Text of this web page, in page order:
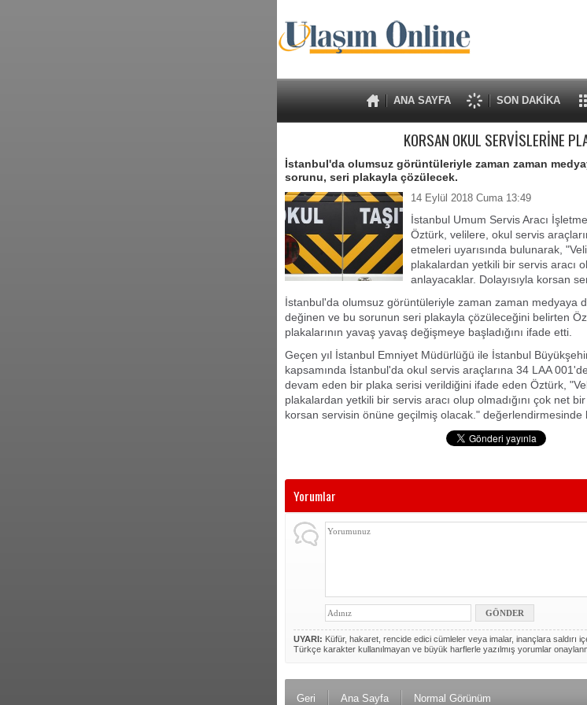
ANA SAYFA SON DAKİKA
KORSAN OKUL SERVİSLERİNE
İstanbul'da olumsuz görüntüleriyle zaman zaman
sorunu, seri plakayla çözülecek.
14 Eylül 2018 Cuma 13:49
İstanbul Umum Servis Aracı
Öztürk, velilere, okul servis
etmeleri uyarısında bulunarak,
plakalardan yetkili bir servis aracı
anlayacaklar. Dolayısıyla korsan
İstanbul'da olumsuz görüntüleriyle zaman zaman medyaya
değinen ve bu sorunun seri plakayla çözüleceğini belirten
plakalarının yavaş yavaş değişmeye başladığını ifade etti.
Geçen yıl İstanbul Emniyet Müdürlüğü ile İstanbul
kapsamında İstanbul'da okul servis araçlarına 34 LAA
devam eden bir plaka serisi verildiğini ifade eden Öztürk,
plakalardan yetkili bir servis aracı olup olmadığını çok net
korsan servisin önüne geçilmiş olacak." değerlendirmesinde
Yorumlar
UYARI: Küfür, hakaret, rencide edici cümleler veya imalar, inançlara saldırı
Türkçe karakter kullanılmayan ve büyük harflerle yazılmış yorumlar
Geri Ana Sayfa Normal Görünüm